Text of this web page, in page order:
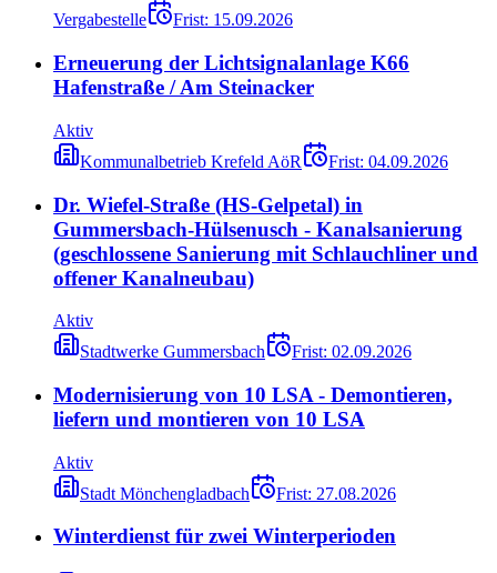
Vergabestelle
Frist: 15.09.2026
Erneuerung der Lichtsignalanlage K66
Hafenstraße / Am Steinacker
Aktiv
Kommunalbetrieb Krefeld AöR
Frist: 04.09.2026
Dr. Wiefel-Straße (HS-Gelpetal) in
Gummersbach-Hülsenusch - Kanalsanierung
(geschlossene Sanierung mit Schlauchliner und
offener Kanalneubau)
Aktiv
Stadtwerke Gummersbach
Frist: 02.09.2026
Modernisierung von 10 LSA - Demontieren,
liefern und montieren von 10 LSA
Aktiv
Stadt Mönchengladbach
Frist: 27.08.2026
Winterdienst für zwei Winterperioden